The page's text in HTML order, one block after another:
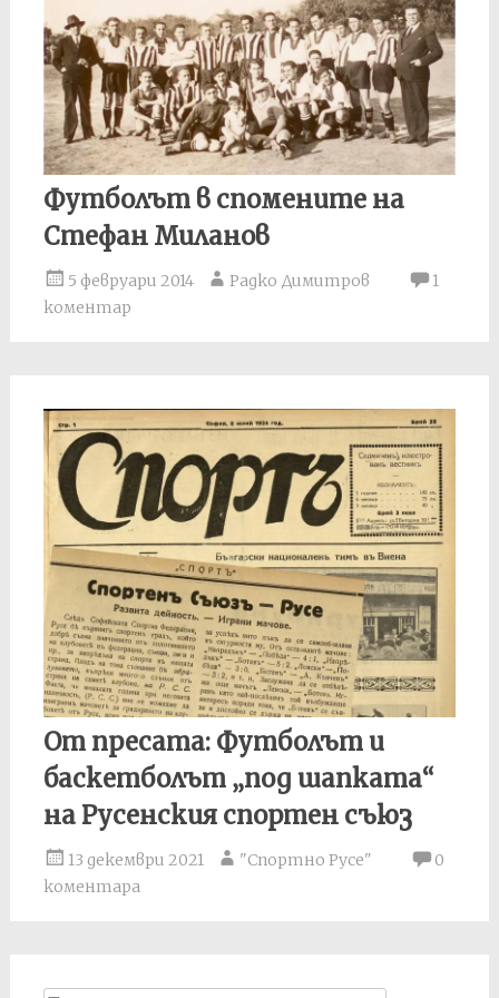
Футболът в спомените на
Стефан Миланов
5 февруари 2014 Радко Димитров
1
коментар
От пресата: Футболът и
баскетболът „под шапката“
на Русенския спортен съюз
13 декември 2021 "Спортно Русе"
0
коментара